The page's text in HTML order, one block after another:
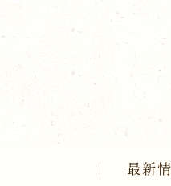
to
content
最新